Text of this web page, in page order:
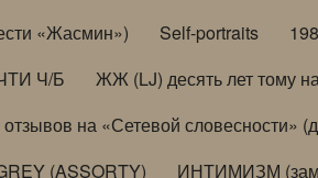
«Жасмин») Self-portraits
Ч/Б ЖЖ (LJ) десять лет тому
отзывов на «Сетевой словесности»
(ASSORTY) ИНТИМИЗМ